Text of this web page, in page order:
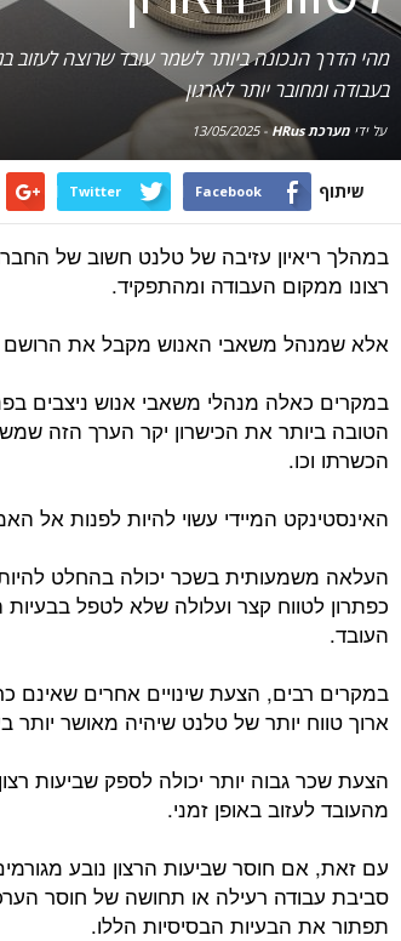
מהי הדרך הנכונה ביותר לשמר עובד שרוצה לעזוב
בעבודה ומחובר יותר לארגון
על ידימערכת HRus -
13/05/2025
שיתוף Facebook
Twitter
במהלך ריאיון עזיבה של טלנט חשוב של
רצונו ממקום העבודה ומהתפקיד.
אלא שמנהל משאבי האנוש מקבל את הרושם
במקרים כאלה מנהלי משאבי אנוש ניצבים
הטובה ביותר את הכישרון יקר הערך הזה
הכשרתו וכו.
האינסטינקט המיידי עשוי להיות לפנות אל
העלאה משמעותית בשכר יכולה בהחלט
כפתרון לטווח קצר ועלולה שלא לטפל
העובד.
במקרים רבים, הצעת שינויים אחרים שאינם
ארוך טווח יותר של טלנט שיהיה מאושר יותר
הצעת שכר גבוה יותר יכולה לספק שביעות
מהעובד לעזוב באופן זמני.
עם זאת, אם חוסר שביעות הרצון נובע
סביבת עבודה רעילה או תחושה של חוסר
תפתור את הבעיות הבסיסיות הללו.